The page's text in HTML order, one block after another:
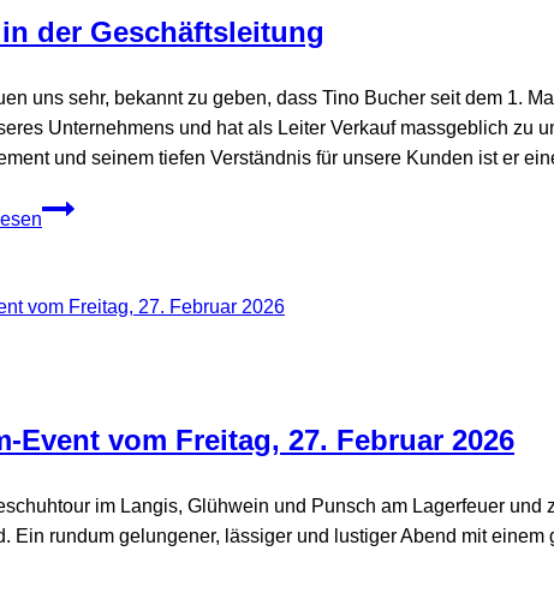
der Geschäftsleitung
uns sehr, bekannt zu geben, dass Tino Bucher seit dem 1.
Unternehmens und hat als Leiter Verkauf massgeblich zu
und seinem tiefen Verständnis für unsere Kunden ist er
Neu
Geschäftsleitung
Event vom Freitag, 27. Februar 2026
im Langis, Glühwein und Punsch am Lagerfeuer
Ein rundum gelungener, lässiger und lustiger Abend mit